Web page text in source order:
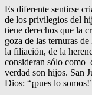
Es diferente sentirse
de los privilegios del
tiene derechos que la
goza de las ternuras
la filiación, de la
consideran sólo como
verdad son hijos. San
Dios: “¡pues lo